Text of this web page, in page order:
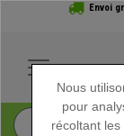
Envoi
Nous
pour
récoltant